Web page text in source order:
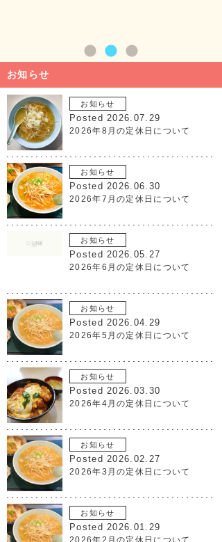
お知らせ
お知らせ
Posted 2026.07.29
2026年8月の定休日について
お知らせ
Posted 2026.06.30
2026年7月の定休日について
お知らせ
Posted 2026.05.27
2026年6月の定休日について
お知らせ
Posted 2026.04.29
2026年5月の定休日について
お知らせ
Posted 2026.03.30
2026年4月の定休日について
お知らせ
Posted 2026.02.27
2026年3月の定休日について
お知らせ
Posted 2026.01.29
2026年2月の定休日について